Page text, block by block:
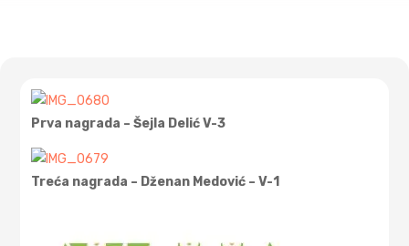
Prva nagrada – Šejla Delić V-3
Treća nagrada – Dženan Medović – V-1